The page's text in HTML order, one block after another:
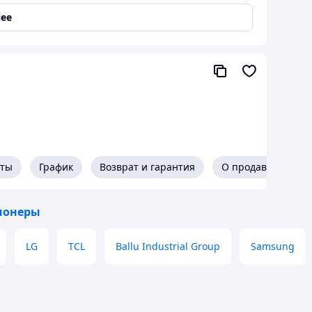
БЕЗ ИНСТАЛЛЯЦИИ
60000
3150/2809/2554
1188х385/1188х385
График Возврат и гарантия О продавце
LG TCL Ballu Industrial Group Samsung